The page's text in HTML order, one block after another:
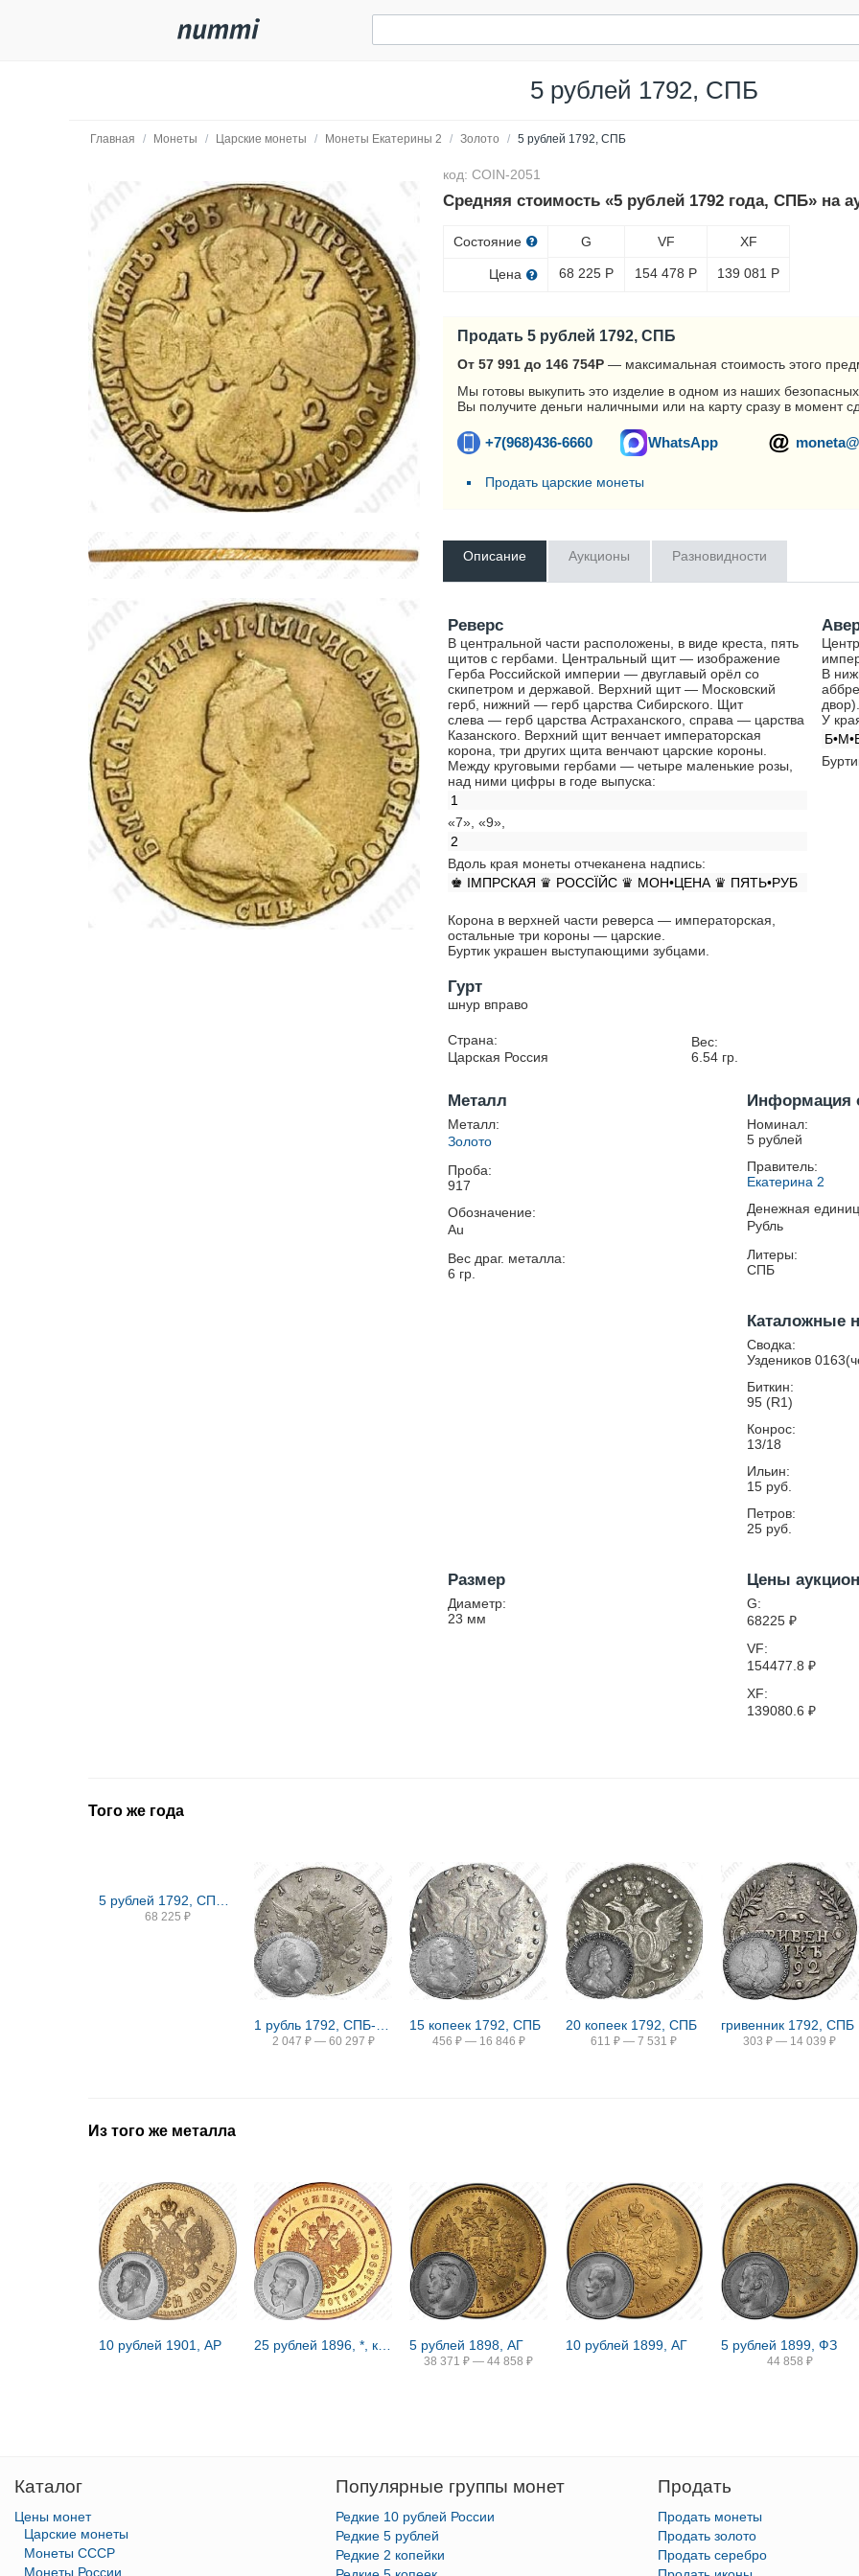
5 рублей 1792, СПБ
Главная / Монеты / Царские монеты / Монеты Екатерины 2 / Золото / 5 рублей 1792, СПБ
код: COIN-2051
Средняя стоимость «5 рублей 1792 года, СПБ» на
Состояние
Цена
G
68 225 Р
VF
154 478 Р
XF
139 081 Р
Продать 5 рублей 1792, СПБ
От 57 991 до 146 754Р — максимальная стоимость этого
Мы готовы выкупить это изделие в одном из наших
Вы получите деньги наличными или на карту сразу в момент
+7(968)436-6660 WhatsApp
Продать царские монеты
Описание Аукционы Разновидности
Реверс
В центральной части расположены, в виде креста, пять
щитов с гербами. Центральный щит — изображение
Герба Российской империи — двуглавый орёл со
скипетром и державой. Верхний щит — Московский
герб, нижний — герб царства Сибирского. Щит
слева — герб царства Астраханского, справа — царства
Казанского. Верхний щит венчает императорская
корона, три других щита венчают царские короны.
Между круговыми гербами — четыре маленькие розы,
над ними цифры в годе выпуска:
1
«7», «9»,
2
Вдоль края монеты отчеканена надпись:
♚ IМПРСКАЯ ♛ РОССÏЙС ♛ МОН•ЦЕНА ♛ ПЯТЬ•РУБ
Корона в верхней части реверса — императорская,
остальные три короны — царские.
Буртик украшен выступающими зубцами.
В
двор).
У
Гурт
шнур вправо
Страна:
Царская Россия
Вес:
6.54гр.
Металл
Металл:
Золото
Проба:
917
Обозначение:
Au
Вес драг. металла:
6 гр.
Информация
Номинал:
5 рублей
Правитель:
Екатерина 2
Денежная
Рубль
Литеры:
СПБ
Каталожные
Сводка:
Уздеников
Биткин:
95 (R1)
Конрос:
13/18
Ильин:
15 руб.
Петров:
25 руб.
Размер
Диаметр:
23 мм
Цены
G:
68225 ₽
VF:
154477.8 ₽
XF:
139080.6 ₽
Того же года
68 225 ₽
2 047 ₽ — 60 297 ₽
15 копеек 1792, СПБ
456 ₽ — 16 846 ₽
20 копеек 1792, СПБ
611 ₽ — 7 531 ₽
гривенник 1792, СПБ
303 ₽ — 14 039 ₽
Из того же металла
10 рублей 1901, АР 5 рублей 1898, АГ
38 371 ₽ — 44 858 ₽
10 рублей 1899, АГ 5 рублей 1899, ФЗ
44 858 ₽
Каталог
Цены монет
Царские монеты
Монеты СССР
Монеты России
Популярные группы монет
Редкие 10 рублей России
Редкие 5 рублей
Редкие 2 копейки
Продать
Продать монеты
Продать золото
Продать серебро